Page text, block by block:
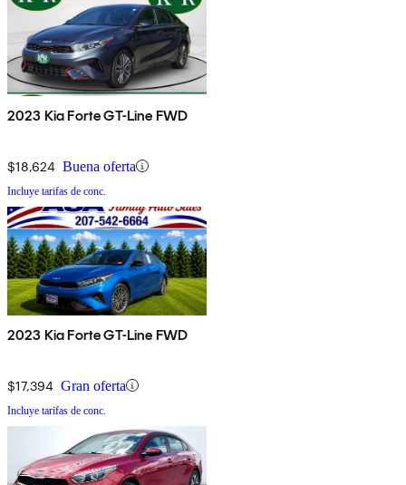
2023 Kia Forte GT-Line FWD
$18,624 Buena oferta
Incluye tarifas de conc.
2023 Kia Forte GT-Line FWD
$17,394 Gran oferta
Incluye tarifas de conc.